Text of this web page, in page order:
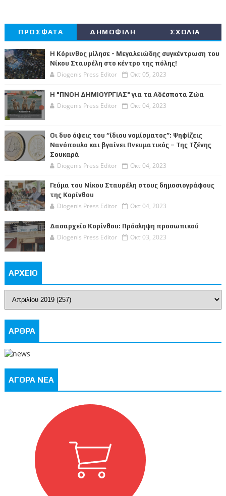
ΠΡΟΣΦΑΤΑ ΔΗΜΟΦΙΛΗ ΣΧΟΛΙΑ
Η Κόρινθος μίλησε - Μεγαλειώδης συγκέντρωση του
Νίκου Σταυρέλη στο κέντρο της πόλης!
Diogenis Press Editor Οκτ 05, 2023
Η "ΠΝΟΗ ΔΗΜΙΟΥΡΓΙΑΣ" για τα Αδέσποτα Ζώα
Diogenis Press Editor Οκτ 04, 2023
Οι δυο όψεις του “ίδιου νομίσματος”: Ψηφίζεις
Νανόπουλο και βγαίνει Πνευματικός – Της Τζένης
Σουκαρά
Diogenis Press Editor Οκτ 04, 2023
Γεύμα του Νίκου Σταυρέλη στους δημοσιογράφους
της Κορίνθου
Diogenis Press Editor Οκτ 04, 2023
Δασαρχείο Κορίνθου: Πρόσληψη προσωπικού
Diogenis Press Editor Οκτ 03, 2023
ΑΡΧΕΙΟ
ΑΡΘΡΑ
ΑΓΟΡΑ ΝΕΑ